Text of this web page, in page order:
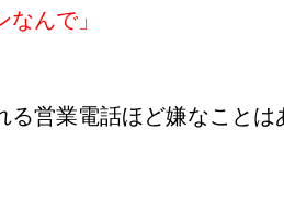
なんで」
営業電話ほど嫌なことは